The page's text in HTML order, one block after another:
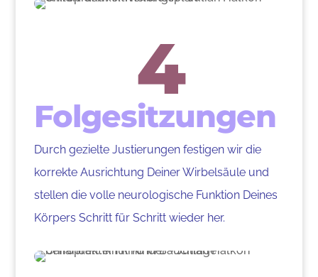
4
Folgesitzungen
Durch gezielte Justierungen festigen wir die
korrekte Ausrichtung Deiner Wirbelsäule und
stellen die volle neurologische Funktion Deines
Körpers Schritt für Schritt wieder her.